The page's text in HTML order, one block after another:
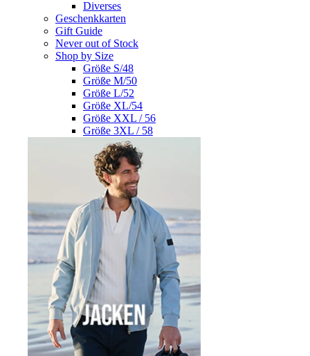
Diverses
Geschenkkarten
Gift Guide
Never out of Stock
Shop by Size
Größe S/48
Größe M/50
Größe L/52
Größe XL/54
Größe XXL / 56
Größe 3XL / 58